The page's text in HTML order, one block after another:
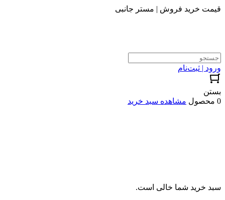
قیمت خرید فروش | مستر جانبی
ورود | ثبت‌نام
بستن
0 محصول
مشاهده سبد خرید
سبد خرید شما خالی است.